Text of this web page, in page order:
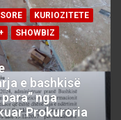
KURIOZITETE
SHOWBIZ
e bashkisë
nga
Prokuroria